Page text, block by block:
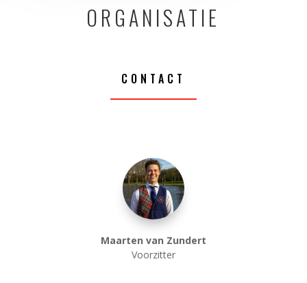
ORGANISATIE
CONTACT
Maarten van Zundert
Voorzitter